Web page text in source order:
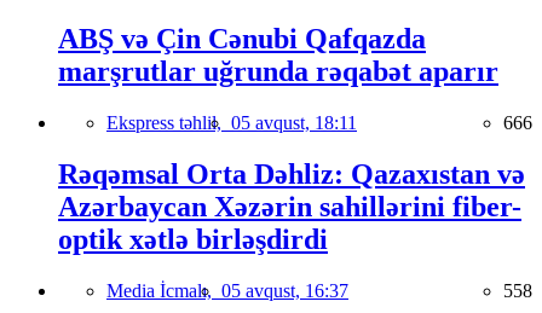
ABŞ və Çin Cənubi Qafqazda
marşrutlar uğrunda rəqabət aparır
Ekspress təhlil, 05 avqust, 18:11 666
Rəqəmsal Orta Dəhliz: Qazaxıstan və
Azərbaycan Xəzərin sahillərini fiber-
optik xətlə birləşdirdi
Media İcmalı, 05 avqust, 16:37 558